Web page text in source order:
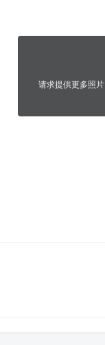
请求提供更多照片